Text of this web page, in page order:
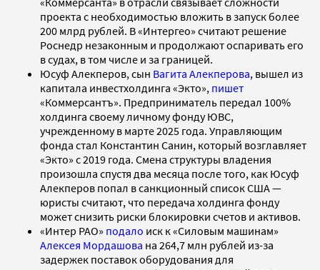
проекта с необходимостью вложить в запуск более
200 млрд рублей. В «Интергео» считают решение
Роснедр незаконным и продолжают оспаривать его
в судах, в том числе и за границей.
Юсуф Алекперов, сын Вагита Алекперова, вышел из
капитала инвестхолдинга «Экто», пишет
«Коммерсантъ». Предприниматель передал 100%
холдинга своему личному фонду ЮВС,
учрежденному в марте 2025 года. Управляющим
фонда стал Константин Санин, который возглавляет
«Экто» с 2019 года. Смена структуры владения
произошла спустя два месяца после того, как Юсуф
Алекперов попал в санкционный список США —
юристы считают, что передача холдинга фонду
может снизить риски блокировки счетов и активов.
«Интер РАО» подало иск к «Силовым машинам»
Алексея Мордашова на 264,7 млн рублей из-за
задержек поставок оборудования для